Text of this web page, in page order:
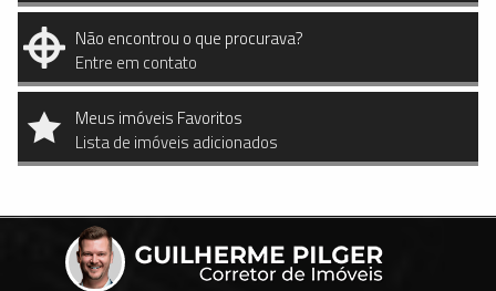
Não encontrou o que procurava?
Entre em contato
Meus imóveis Favoritos
Lista de imóveis adicionados